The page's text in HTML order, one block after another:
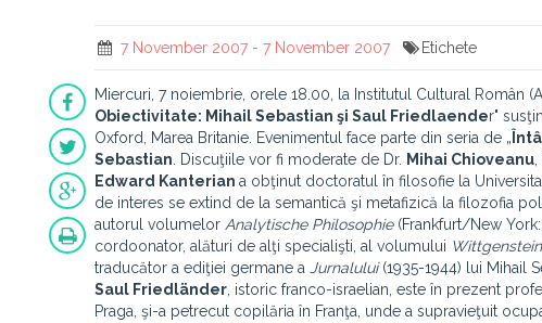
7 November 2007 - 7 November 2007 Etichete
Miercuri, 7 noiembrie, orele 18.00, la Institutul Cultural Român
Obiectivitate: Mihail Sebastian şi Saul Friedlaender"
Oxford, Marea Britanie. Evenimentul face parte din seria de „
Sebastian . Discuţiile vor fi moderate de Dr. Mihai Chioveanu
Edward Kanterian a obţinut doctoratul în filosofie la
de interes se extind de la semantică şi metafizică la filozofia
autorul volumelor Analytische Philosophie(Frankfurt/New York:
cordoonator, alături de alţi specialişti, al volumului
traducător a ediţiei germane a Jurnalului(1935-1944) lui Mihail
Saul Friedländer , istoric franco-israelian, este în prezent
Praga, şi-a petrecut copilăria în Franţa, unde a supravieţuit